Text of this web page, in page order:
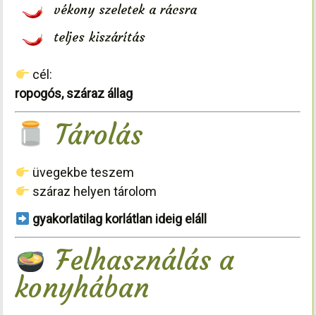
vékony szeletek a rácsra
teljes kiszárítás
cél:
ropogós, száraz állag
Tárolás
üvegekbe teszem
száraz helyen tárolom
gyakorlatilag korlátlan ideig eláll
Felhasználás a
konyhában